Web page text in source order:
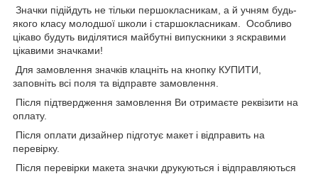
Значки підійдуть не тільки першокласникам, а й учням будь-
якого класу молодшої школи і старшокласникам. Особливо
цікаво будуть виділятися майбутні випускники з яскравими
цікавими значками!
Для замовлення значків клацніть на кнопку КУПИТИ,
заповніть всі поля та відправте замовлення.
Після підтвердження замовлення Ви отримаєте реквізити на
оплату.
Після оплати дизайнер підготує макет і відправить на
перевірку.
Після перевірки макета значки друкуються і відправляються